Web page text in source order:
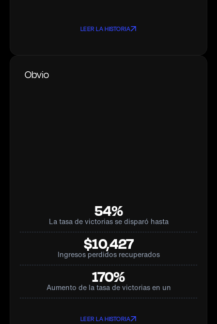
LEER LA HISTORIA
Obvio
54%
La tasa de victorias se disparó hasta
$10,427
Ingresos perdidos recuperados
170%
Aumento de la tasa de victorias en un
LEER LA HISTORIA